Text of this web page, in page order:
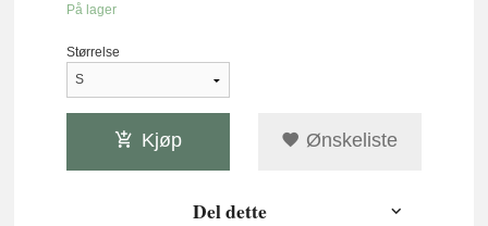
På lager
Størrelse
Kjøp Ønskeliste
Del dette